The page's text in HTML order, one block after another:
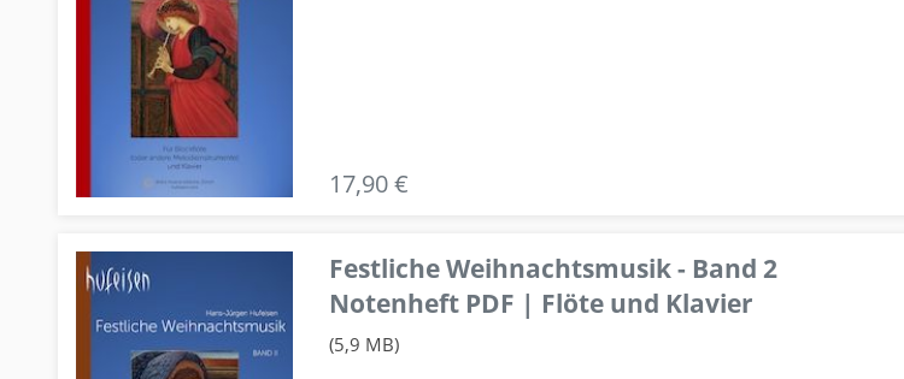
17,90 €
Festliche Weihnachtsmusik - Band 2
Notenheft PDF | Flöte und Klavier
(5,9 MB)